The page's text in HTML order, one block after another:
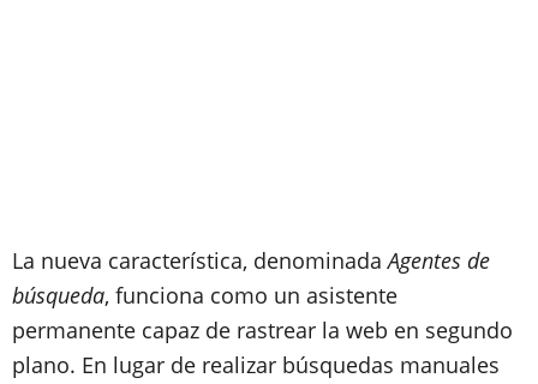
La nueva característica, denominadaAgentes de
búsqueda, funciona como un asistente
permanente capaz de rastrear la web en segundo
plano. En lugar de realizar búsquedas manuales